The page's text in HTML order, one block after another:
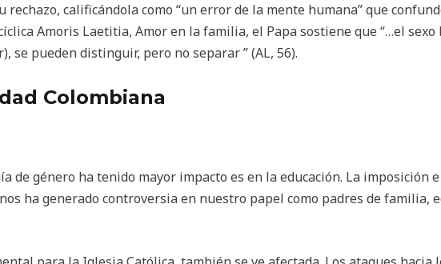
rechazo, calificándola como “un error de la mente humana” que
Amoris Laetitia, Amor en la familia, el Papa sostiene que “…el sexo
se pueden distinguir, pero no separar ” (AL, 56).
Colombiana
de género ha tenido mayor impacto es en la educación. La imposición
ha generado controversia en nuestro papel como padres de familia,